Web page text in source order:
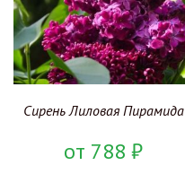
Сирень Лиловая Пирамида
от 788₽